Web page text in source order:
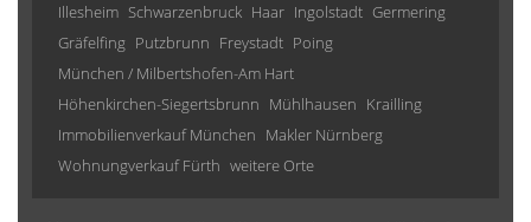
Illesheim Schwarzenbruck Haar Ingolstadt Germering
Gräfelfing Putzbrunn Freystadt Poing
München / Milbertshofen-Am Hart
Höhenkirchen-Siegertsbrunn Mühlhausen Krailling
Immobilienverkauf München Makler Nürnberg
Wohnungverkauf Fürth weitere Orte